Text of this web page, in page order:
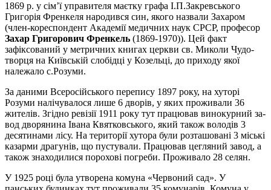
1869 р. у сім’ї управителя маєтку графа І.П.Закревського
Григорія Френкеля народився син, яко­го назвали Захаром
(член-ко­рес­пон­ден­т Академії медичних наук СРСР, про­фесор
Захар Григорович Френкель (1869-1970)). Цей факт
зафіксований у метричних книгах церкви св. Миколи Чу­до­
твор­ця на Київській слобідці у Козельці, до приходу якої
належало с.Розуми.
За даними Всеросійського перепису 1897 року, на хуторі
Розуми налічувалося лише 6 дворів, у яких проживали 36
жителів. Згідно ре­візії 1911 року тут працював винокурний за­
вод дворянина Іва­на Квятковського, який та­кож володів 3
десятинами лісу. На території ху­тора були розташовані 3 міські
казарми дра­гунів, що пустували. Працював цегляний завод, а
також знаходилися по­ро­хо­ві погреби. Про­жи­ва­ло 28 селян.
У 1925 році була утворена комуна «Чер­во­ний сад». У